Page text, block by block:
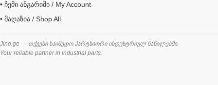
შესაფუთი მანქანა ვაკუმით
შლანგი
საწვავის შლანგი
• ჩემი ანგარიში / My Account
• მაღაზია / Shop All
Jino.ge — თქვენი საიმედო პარტნიორი ინდუსტრიულ ნაწილებში.
Your reliable partner in industrial parts.